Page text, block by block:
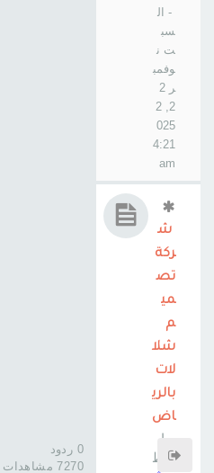
- ال
سب
ت ن
وفمب
ر 2
2, 2
025
4:21
am
ش
ركة
تص
مي
م
شلا
لات
بالري
اض
سط
0 ردود
7270 مشاهدات